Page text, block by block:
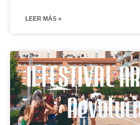
LEER MÁS »